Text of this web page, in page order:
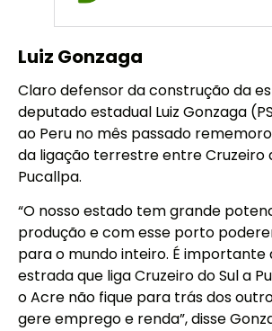
Luiz Gonzaga
Claro defensor da construção da
deputado estadual Luiz Gonzaga
ao Peru no mês passado
da ligação terrestre entre Cruzeiro
Pucallpa.
“O nosso estado tem grande
produção e com esse porto
para o mundo inteiro. É importante
estrada que liga Cruzeiro do Sul a
o Acre não fique para trás dos
gere emprego e renda”, disse